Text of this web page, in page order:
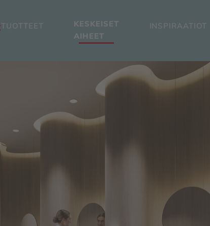
TUOTTEET
KESKEISET
AIHEET
INSPIRAATIOT